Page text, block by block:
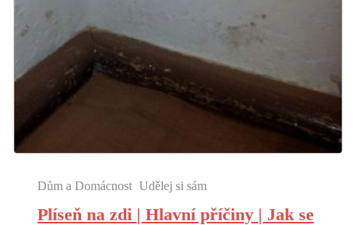
Dům a Domácnost Udělej si sám
Plíseň na zdi | Hlavní příčiny | Jak se